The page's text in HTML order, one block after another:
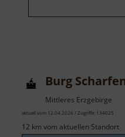
Burg
Mittleres Erzgebirge
aktuell vom 12.04.2026 / Zugriffe: 134025
12 km vom aktuellen Standort